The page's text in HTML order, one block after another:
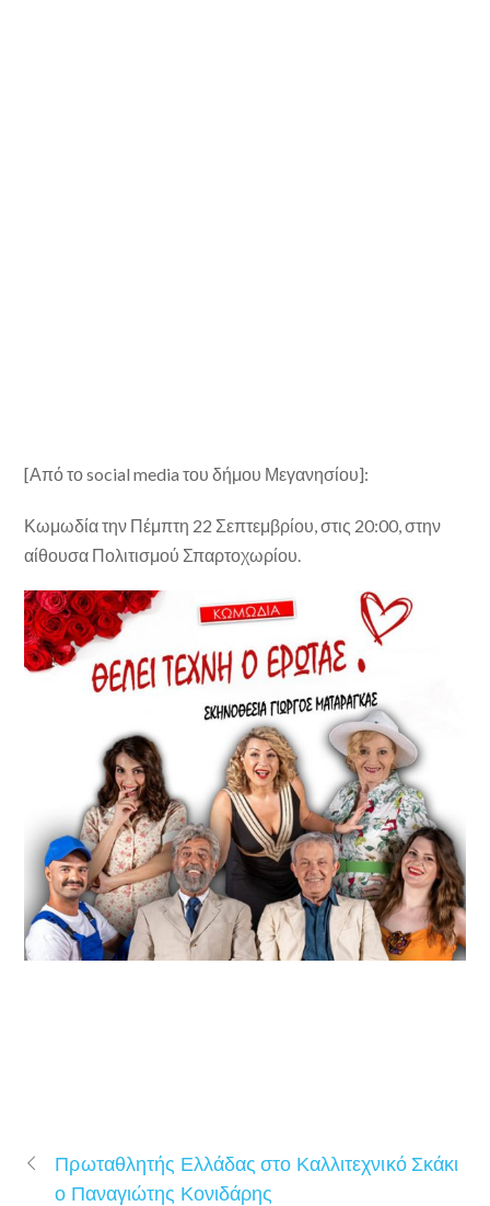
[Από το social media του δήμου Μεγανησίου]:
Κωμωδία την Πέμπτη 22 Σεπτεμβρίου, στις 20:00, στην
αίθουσα Πολιτισμού Σπαρτοχωρίου.
Πρωταθλητής Ελλάδας στο Καλλιτεχνικό Σκάκι
ο Παναγιώτης Κονιδάρης